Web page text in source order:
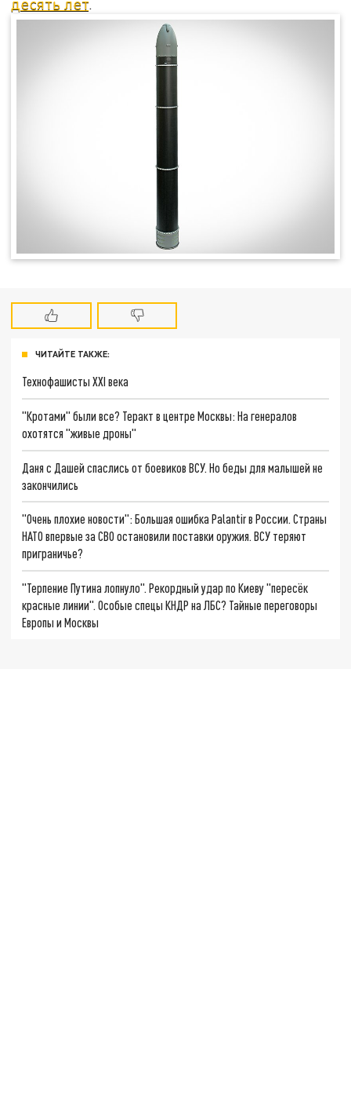
десять лет.
ЧИТАЙТЕ ТАКЖЕ:
Технофашисты XXI века
"Кротами" были все? Теракт в центре Москвы: На генералов
охотятся "живые дроны"
Даня с Дашей спаслись от боевиков ВСУ. Но беды для малышей не
закончились
"Очень плохие новости": Большая ошибка Palantir в России. Страны
НАТО впервые за СВО остановили поставки оружия. ВСУ теряют
приграничье?
"Терпение Путина лопнуло". Рекордный удар по Киеву "пересёк
красные линии". Особые спецы КНДР на ЛБС? Тайные переговоры
Европы и Москвы